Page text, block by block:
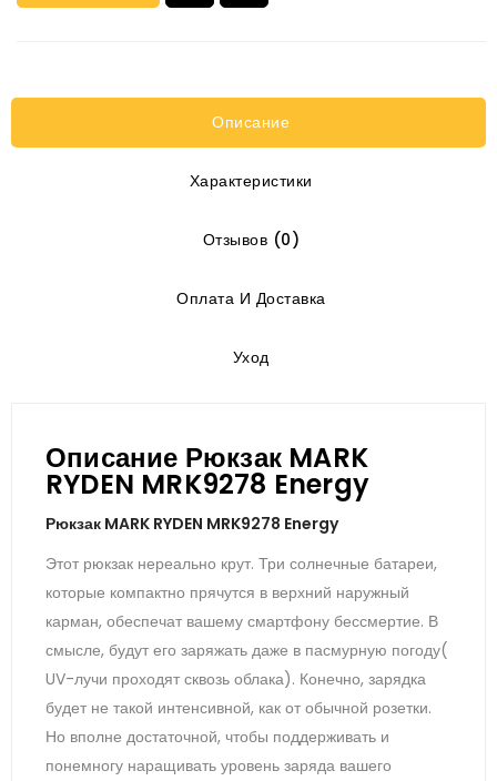
Описание
Характеристики
Отзывов (0)
Оплата И Доставка
Уход
Описание Рюкзак MARK
RYDEN MRK9278 Energy
Рюкзак MARK RYDEN MRK9278 Energy
Этот рюкзак нереально крут. Три солнечные батареи,
которые компактно прячутся в верхний наружный
карман, обеспечат вашему смартфону бессмертие. В
смысле, будут его заряжать даже в пасмурную погоду(
UV-лучи проходят сквозь облака). Конечно, зарядка
будет не такой интенсивной, как от обычной розетки.
Но вполне достаточной, чтобы поддерживать и
понемногу наращивать уровень заряда вашего